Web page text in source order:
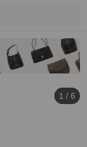
1 / 6